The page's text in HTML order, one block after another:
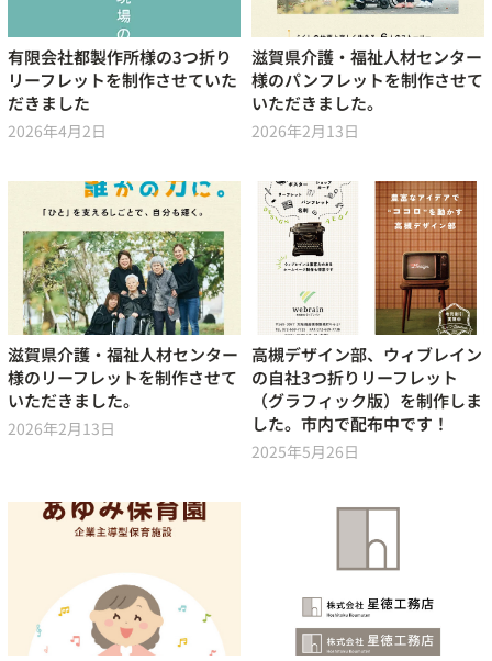
有限会社都製作所様の3つ折り
リーフレットを制作させていた
だきました
2026年4月2日
滋賀県介護・福祉人材センター
様のパンフレットを制作させて
いただきました。
2026年2月13日
滋賀県介護・福祉人材センター
様のリーフレットを制作させて
いただきました。
2026年2月13日
高槻デザイン部、ウィブレイン
の自社3つ折りリーフレット
（グラフィック版）を制作しま
した。市内で配布中です！
2025年5月26日